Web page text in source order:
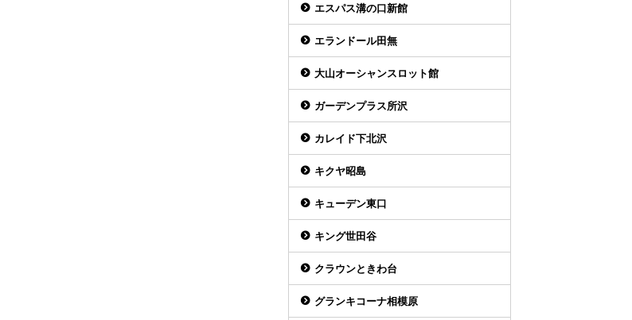
エスパス溝の口新館
エランドール田無
大山オーシャンスロット館
ガーデンプラス所沢
カレイド下北沢
キクヤ昭島
キューデン東口
キング世田谷
クラウンときわ台
グランキコーナ相模原